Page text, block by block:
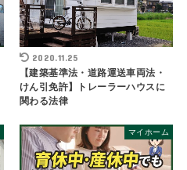
2020.11.25
【建築基準法・道路運送車両法・
けん引免許】トレーラーハウスに
関わる法律
マイホーム